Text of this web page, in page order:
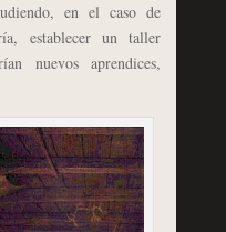
en el caso de
establecer un taller
nuevos aprendices,